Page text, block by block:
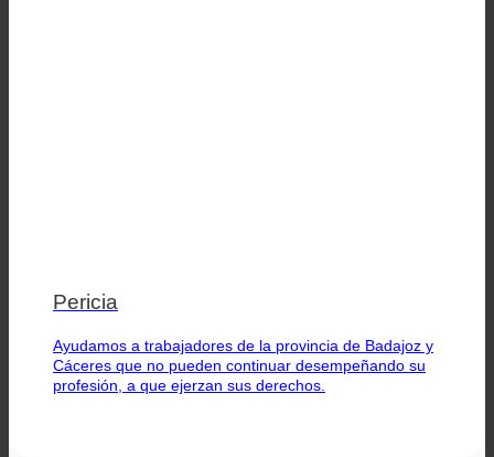
Pericia
Ayudamos a trabajadores de la provincia de Badajoz y
Cáceres que no pueden continuar desempeñando su
profesión, a que ejerzan sus derechos.